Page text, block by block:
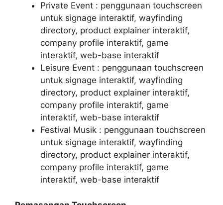
Private Event : penggunaan touchscreen
untuk signage interaktif, wayfinding
directory, product explainer interaktif,
company profile interaktif, game
interaktif, web-base interaktif
Leisure Event : penggunaan touchscreen
untuk signage interaktif, wayfinding
directory, product explainer interaktif,
company profile interaktif, game
interaktif, web-base interaktif
Festival Musik : penggunaan touchscreen
untuk signage interaktif, wayfinding
directory, product explainer interaktif,
company profile interaktif, game
interaktif, web-base interaktif